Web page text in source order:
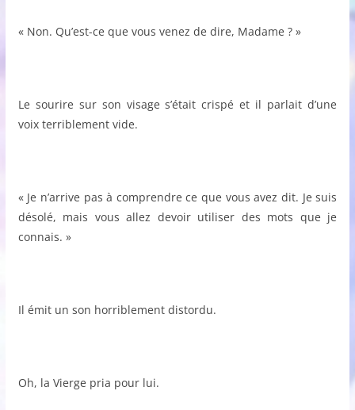
« Non. Qu’est-ce que vous venez de dire, Madame ? »
Le sourire sur son visage s’était crispé et il parlait d’une
voix terriblement vide.
« Je n’arrive pas à comprendre ce que vous avez dit. Je suis
désolé, mais vous allez devoir utiliser des mots que je
connais. »
Il émit un son horriblement distordu.
Oh, la Vierge pria pour lui.